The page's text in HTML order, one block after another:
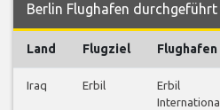
Berlin Flughafen
Land Flugziel Flughafen
Iraq Erbil
Erbil